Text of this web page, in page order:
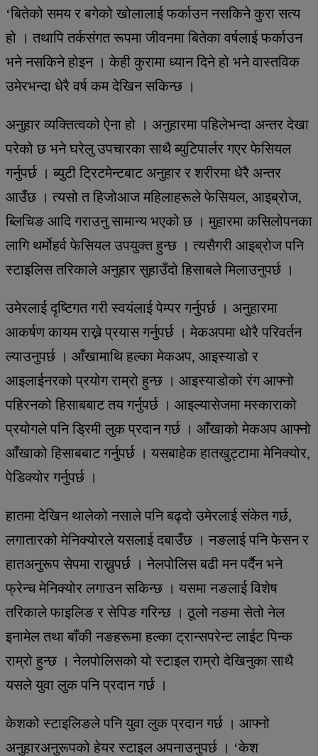
‘बितेको समय र बगेको खोलालाई फर्काउन नसकिने कुरा सत्य
हो । तथापि तर्कसंगत रूपमा जीवनमा बितेका वर्षलाई फर्काउन
भने नसकिने होइन । केही कुरामा ध्यान दिने हो भने वास्तविक
उमेरभन्दा धेरै वर्ष कम देखिन सकिन्छ ।
अनुहार व्यक्तित्वको ऐना हो । अनुहारमा पहिलेभन्दा अन्तर देखा
परेको छ भने घरेलु उपचारका साथै ब्युटिपार्लर गएर फेसियल
गर्नुपर्छ । ब्युटी ट्रिटमेन्टबाट अनुहार र शरीरमा धेरै अन्तर
आउँछ । त्यसो त हिजोआज महिलाहरूले फेसियल, आइब्रोज,
ब्लिचिङ आदि गराउनु सामान्य भएको छ । मुहारमा कसिलोपनका
लागि थर्मोहर्व फेसियल उपयुक्त हुन्छ । त्यसैगरी आइब्रोज पनि
स्टाइलिस तरिकाले अनुहार सुहाउँदो हिसाबले मिलाउनुपर्छ ।
उमेरलाई दृष्टिगत गरी स्वयंलाई पेम्पर गर्नुपर्छ । अनुहारमा
आकर्षण कायम राख्ने प्रयास गर्नुपर्छ । मेकअपमा थोरै परिवर्तन
ल्याउनुपर्छ । आँखामाथि हल्का मेकअप, आइस्याडो र
आइलाईनरको प्रयोग राम्रो हुन्छ । आइस्याडोको रंग आफ्नो
पहिरनको हिसाबबाट तय गर्नुपर्छ । आइल्यासेजमा मस्काराको
प्रयोगले पनि ड्रिमी लुक प्रदान गर्छ । आँखाको मेकअप आफ्नो
आँखाको हिसाबबाट गर्नुपर्छ । यसबाहेक हातखुट्टामा मेनिक्योर,
पेडिक्योर गर्नुपर्छ ।
हातमा देखिन थालेको नसाले पनि बढ्दो उमेरलाई संकेत गर्छ,
लगातारको मेनिक्योरले यसलाई दबाउँछ । नङलाई पनि फेसन र
हातअनुरूप सेपमा राख्नुपर्छ । नेलपोलिस बढी मन पर्दैन भने
फ्रेन्च मेनिक्योर लगाउन सकिन्छ । यसमा नङलाई विशेष
तरिकाले फाइलिङ र सेपिङ गरिन्छ । ठूलो नङमा सेतो नेल
इनामेल तथा बाँकी नङहरूमा हल्का ट्रान्सपरेन्ट लाईट पिन्क
राम्रो हुन्छ । नेलपोलिसको यो स्टाइल राम्रो देखिनुका साथै
यसले युवा लुक पनि प्रदान गर्छ ।
केशको स्टाइलिङले पनि युवा लुक प्रदान गर्छ । आफ्नो
अनुहारअनुरूपको हेयर स्टाइल अपनाउनुपर्छ । ‘केश